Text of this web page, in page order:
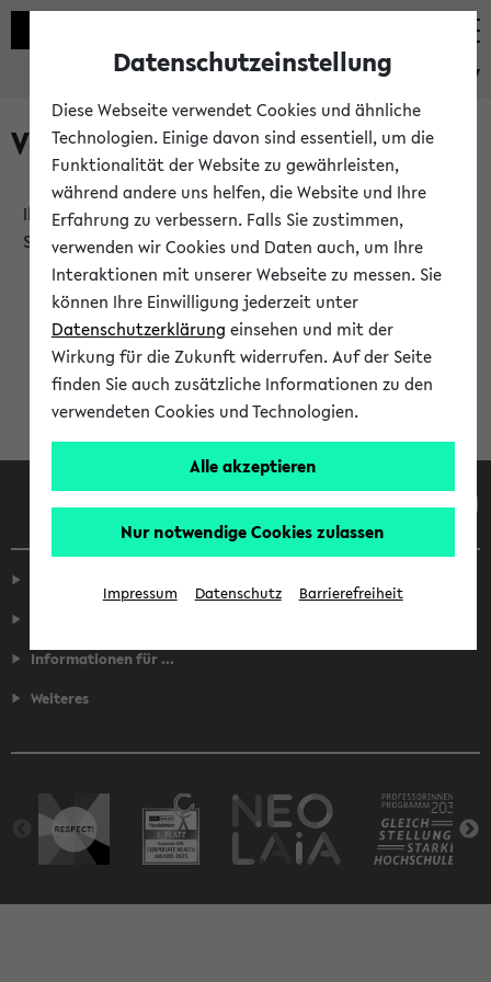
eKVV
Verlauf
Ihr Verlauf ist leer. Er wird sich im Verlauf Ihrer eKVV
Sitzung füllen.
Informationen für ...
Weiteres
Datenschutzeinstellung
Diese Webseite verwendet Cookies und ähnliche
Technologien. Einige davon sind essentiell, um die
Funktionalität der Website zu gewährleisten,
während andere uns helfen, die Website und Ihre
Erfahrung zu verbessern. Falls Sie zustimmen,
verwenden wir Cookies und Daten auch, um Ihre
Interaktionen mit unserer Webseite zu messen. Sie
können Ihre Einwilligung jederzeit unter
Datenschutzerklärung einsehen und mit der
Wirkung für die Zukunft widerrufen. Auf der Seite
finden Sie auch zusätzliche Informationen zu den
verwendeten Cookies und Technologien.
Alle akzeptieren
Nur notwendige Cookies zulassen
Impressum Datenschutz Barrierefreiheit